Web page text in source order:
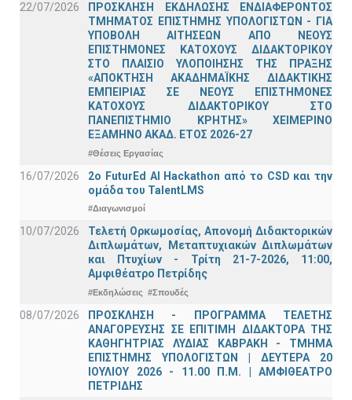
22/07/2026
ΠΡΟΣΚΛΗΣΗ ΕΚΔΗΛΩΣΗΣ ΕΝΔΙΑΦΕΡΟΝΤΟΣ
ΤΜΗΜΑΤΟΣ ΕΠΙΣΤΗΜΗΣ ΥΠΟΛΟΓΙΣΤΩΝ - ΓΙΑ
ΥΠΟΒΟΛΗ ΑΙΤΗΣΕΩΝ ΑΠΟ ΝΕΟΥΣ
ΕΠΙΣΤΗΜΟΝΕΣ ΚΑΤΟΧΟΥΣ ΔΙΔΑΚΤΟΡΙΚΟΥ
ΣΤΟ ΠΛΑΙΣΙΟ ΥΛΟΠΟΙΗΣΗΣ ΤΗΣ ΠΡΑΞΗΣ
«ΑΠΟΚΤΗΣΗ ΑΚΑΔΗΜΑΪΚΗΣ ΔΙΔΑΚΤΙΚΗΣ
ΕΜΠΕΙΡΙΑΣ ΣΕ ΝΕΟΥΣ ΕΠΙΣΤΗΜΟΝΕΣ
ΚΑΤΟΧΟΥΣ ΔΙΔΑΚΤΟΡΙΚΟΥ ΣΤΟ
ΠΑΝΕΠΙΣΤΗΜΙΟ ΚΡΗΤΗΣ» ΧΕΙΜΕΡΙΝΟ
ΕΞΑΜΗΝΟ ΑΚΑΔ. ΕΤΟΣ 2026-27
#Θέσεις Εργασίας
16/07/2026
2o FuturEd AI Hackathon από το CSD και την
ομάδα του TalentLMS
#Διαγωνισμοί
10/07/2026
Τελετή Ορκωμοσίας, Απονομή Διδακτορικών
Διπλωμάτων, Μεταπτυχιακών Διπλωμάτων
και Πτυχίων - Τρίτη 21-7-2026, 11:00,
Αμφιθέατρο Πετρίδης
#Εκδηλώσεις #Σπουδές
08/07/2026
ΠΡΟΣΚΛΗΣΗ - ΠΡΟΓΡΑΜΜΑ ΤΕΛΕΤΗΣ
ΑΝΑΓΟΡΕΥΣΗΣ ΣΕ ΕΠΙΤΙΜΗ ΔΙΔΑΚΤΟΡΑ ΤΗΣ
ΚΑΘΗΓΗΤΡΙΑΣ ΛΥΔΙΑΣ ΚΑΒΡΑΚΗ - ΤΜΗΜΑ
ΕΠΙΣΤΗΜΗΣ ΥΠΟΛΟΓΙΣΤΩΝ | ΔΕΥΤΕΡΑ 20
ΙΟΥΛΙΟΥ 2026 - 11.00 Π.Μ. | ΑΜΦΙΘΕΑΤΡΟ
ΠΕΤΡΙΔΗΣ